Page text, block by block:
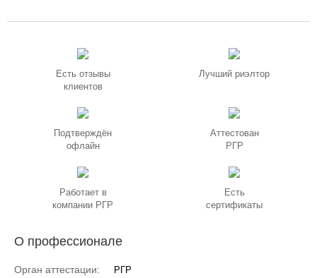
Есть отзывы
клиентов
Лучший риэлтор
Подтверждён
офлайн
Аттестован
РГР
Работает в
компании РГР
Есть
сертификаты
О профессионале
Орган аттестации: РГР